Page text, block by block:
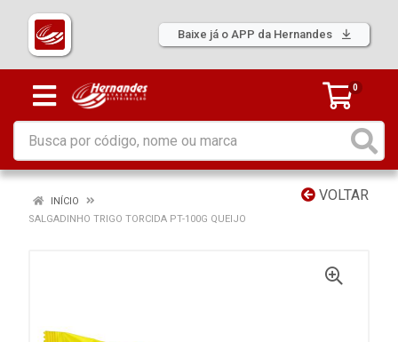
Baixe já o APP da Hernandes
0
VOLTAR
INÍCIO
SALGADINHO TRIGO TORCIDA PT-100G QUEIJO